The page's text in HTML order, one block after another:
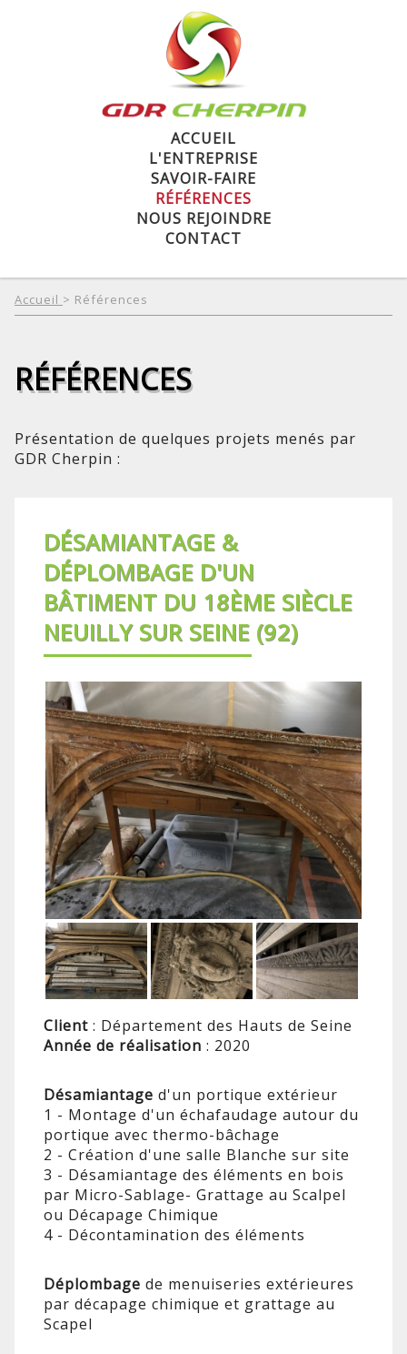
ACCUEIL
L'ENTREPRISE
SAVOIR-FAIRE
RÉFÉRENCES
NOUS REJOINDRE
CONTACT
Accueil Références
RÉFÉRENCES
Présentation de quelques projets menés par
GDR Cherpin :
DÉSAMIANTAGE &
DÉPLOMBAGE D'UN
BÂTIMENT DU 18ÈME SIÈCLE
NEUILLY SUR SEINE (92)
Client : Département des Hauts de Seine
Année de réalisation : 2020
Désamiantage d'un portique extérieur
1 - Montage d'un échafaudage autour du
portique avec thermo-bâchage
2 - Création d'une salle Blanche sur site
3 - Désamiantage des éléments en bois
par Micro-Sablage- Grattage au Scalpel
ou Décapage Chimique
4 - Décontamination des éléments
Déplombage de menuiseries extérieures
par décapage chimique et grattage au
Scapel